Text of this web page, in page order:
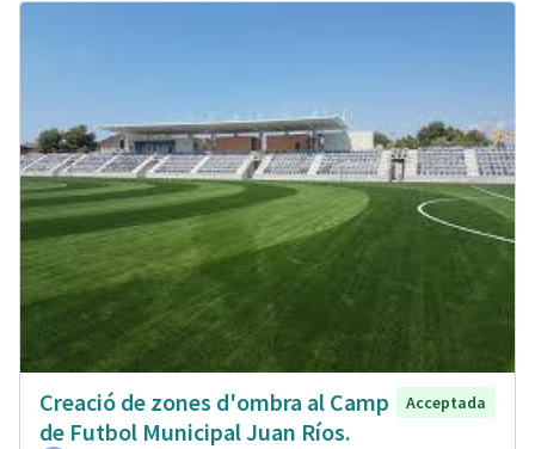
Creació de zones d'ombra al Camp
de Futbol Municipal Juan Ríos.
Acceptada